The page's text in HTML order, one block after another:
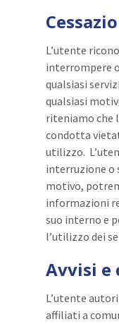
L’utente
interrompere
qualsiasi
qualsiasi
riteniamo che
condotta
utilizzo.
interruzione o
motivo,
informazioni
suo interno e
l’utilizzo dei
Avvisi e
L’utente
affiliati a